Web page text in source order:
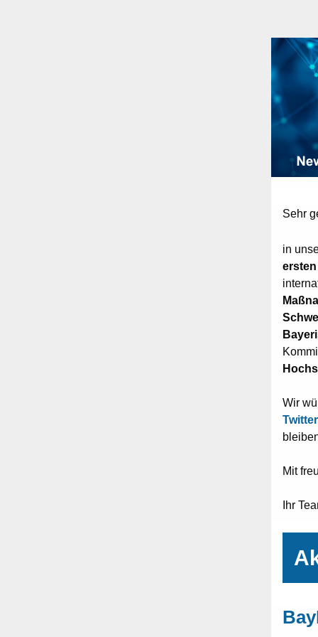
Sehr
in
ersten
Wir
Twitter
Mit
Ihr